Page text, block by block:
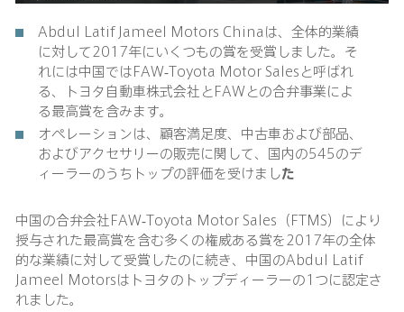
Abdul Latif Jameel Motors Chinaは、全体的業績
に対して2017年にいくつもの賞を受賞しました。そ
れには中国ではFAW-Toyota Motor Salesと呼ばれ
る、トヨタ自動車株式会社とFAWとの合弁事業によ
る最高賞を含みます。
オペレーションは、顧客満足度、中古車および部品、
およびアクセサリーの販売に関して、国内の545のデ
ィーラーのうちトップの評価を受けました
中国の合弁会社FAW-Toyota Motor Sales（FTMS）により
授与された最高賞を含む多くの権威ある賞を2017年の全体
的な業績に対して受賞したのに続き、中国のAbdul Latif
Jameel Motorsはトヨタのトップディーラーの1つに認定さ
れました。